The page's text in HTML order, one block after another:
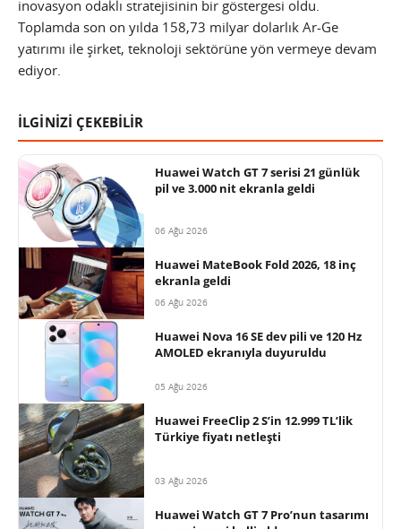
inovasyon odaklı stratejisinin bir göstergesi oldu.
Toplamda son on yılda 158,73 milyar dolarlık Ar-Ge
yatırımı ile şirket, teknoloji sektörüne yön vermeye devam
ediyor.
İLGİNİZİ ÇEKEBİLİR
Huawei Watch GT 7 serisi 21 günlük
pil ve 3.000 nit ekranla geldi
06 Ağu 2026
Huawei MateBook Fold 2026, 18 inç
ekranla geldi
06 Ağu 2026
Huawei Nova 16 SE dev pili ve 120 Hz
AMOLED ekranıyla duyuruldu
05 Ağu 2026
Huawei FreeClip 2 S’in 12.999 TL’lik
Türkiye fiyatı netleşti
03 Ağu 2026
Huawei Watch GT 7 Pro’nun tasarımı